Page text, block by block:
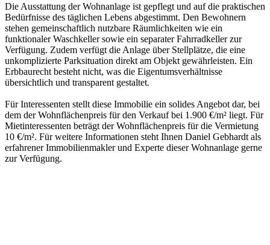
Die Ausstattung der Wohnanlage ist gepflegt und auf die praktischen
Bedürfnisse des täglichen Lebens abgestimmt. Den Bewohnern
stehen gemeinschaftlich nutzbare Räumlichkeiten wie ein
funktionaler Waschkeller sowie ein separater Fahrradkeller zur
Verfügung. Zudem verfügt die Anlage über Stellplätze, die eine
unkomplizierte Parksituation direkt am Objekt gewährleisten. Ein
Erbbaurecht besteht nicht, was die Eigentumsverhältnisse
übersichtlich und transparent gestaltet.
Für Interessenten stellt diese Immobilie ein solides Angebot dar, bei
dem der Wohnflächenpreis für den Verkauf bei 1.900 €/m² liegt. Für
Mietinteressenten beträgt der Wohnflächenpreis für die Vermietung
10 €/m². Für weitere Informationen steht Ihnen Daniel Gebhardt als
erfahrener Immobilienmakler und Experte dieser Wohnanlage gerne
zur Verfügung.